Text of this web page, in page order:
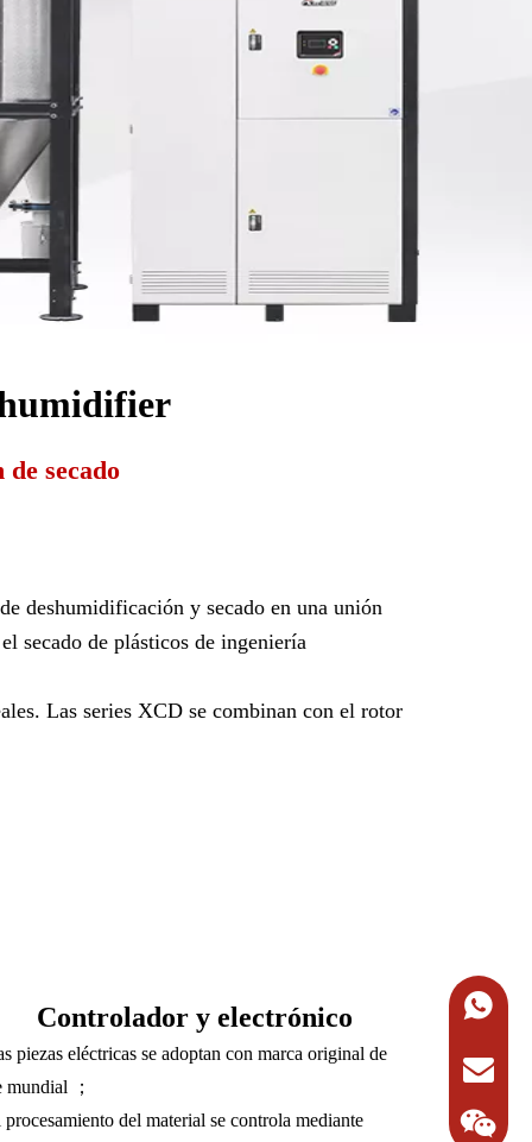
secado
deshumidificación y secado en una unión
secado de plásticos de ingeniería
Las series XCD se combinan con el rotor
Controlador y electrónico
piezas eléctricas se adoptan con marca original de
mundial ；
del material se controla mediante
+86-
Solicitar